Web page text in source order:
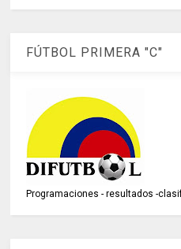
FÚTBOL PRIMERA "C"
Programaciones - resultados -